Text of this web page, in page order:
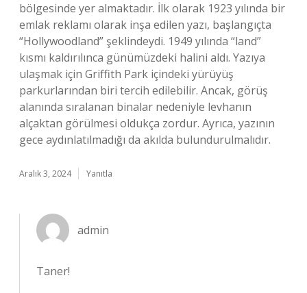
bölgesinde yer almaktadır. İlk olarak 1923 yılında bir
emlak reklamı olarak inşa edilen yazı, başlangıçta
“Hollywoodland” şeklindeydi. 1949 yılında “land”
kısmı kaldırılınca günümüzdeki halini aldı. Yazıya
ulaşmak için Griffith Park içindeki yürüyüş
parkurlarından biri tercih edilebilir. Ancak, görüş
alanında sıralanan binalar nedeniyle levhanın
alçaktan görülmesi oldukça zordur. Ayrıca, yazının
gece aydınlatılmadığı da akılda bulundurulmalıdır.
Aralık 3, 2024 Yanıtla
admin
Taner!